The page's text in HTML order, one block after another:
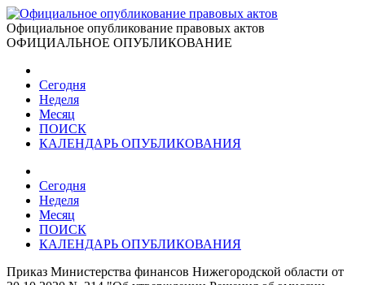
Официальное опубликование правовых актов
ОФИЦИАЛЬНОЕ ОПУБЛИКОВАНИЕ
Сегодня
Неделя
Месяц
ПОИСК
КАЛЕНДАРЬ ОПУБЛИКОВАНИЯ
Сегодня
Неделя
Месяц
ПОИСК
КАЛЕНДАРЬ ОПУБЛИКОВАНИЯ
Приказ Министерства финансов Нижегородской области от